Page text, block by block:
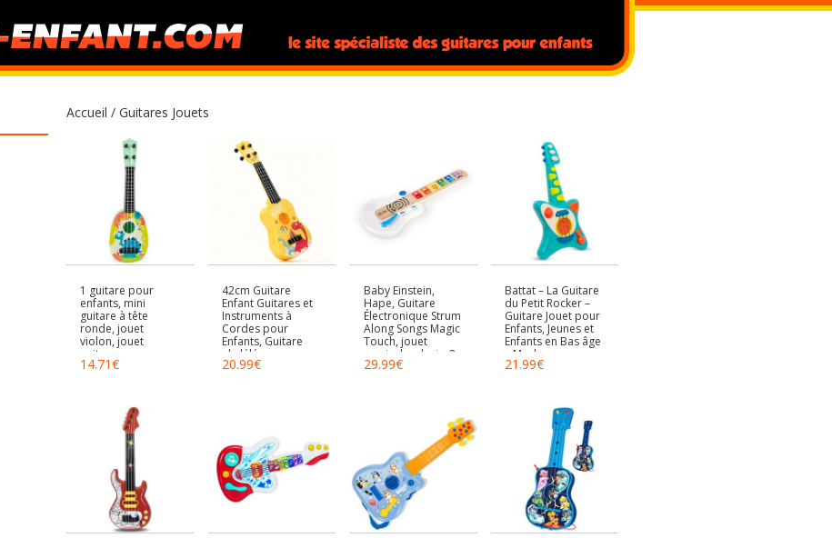
Accueil / Guitares Jouets
1 guitare pour
enfants, mini
guitare à tête
ronde, jouet
violon, jouet
guitare pour
enfants, guitare à
14.71€
42cm Guitare
Enfant Guitares et
Instruments à
Cordes pour
Enfants, Guitare
ukulélé pour
Enfants avec 4
20.99€
Baby Einstein,
Hape, Guitare
Électronique Strum
Along Songs Magic
Touch, jouet
musical en bois, 2
modes de jeu,
29.99€
Battat – La Guitare
du Petit Rocker –
Guitare Jouet pour
Enfants, Jeunes et
Enfants en Bas âge
– Modes
Acoustique,
21.99€